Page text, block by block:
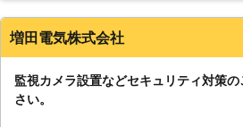
話ください
増田電気株式会社
監視カメラ設置などセキュリティ対策
さい。